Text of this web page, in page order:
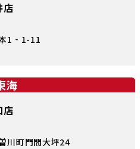
店
1‐1-11
海
店
川町門間大坪24